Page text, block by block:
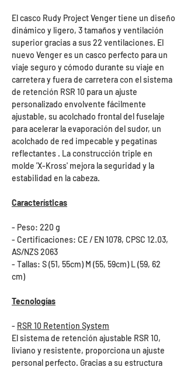
El casco Rudy Project Venger tiene un diseño
dinámico y ligero, 3 tamaños y ventilación
superior gracias a sus 22 ventilaciones. El
nuevo Venger es un casco perfecto para un
viaje seguro y cómodo durante su viaje en
carretera y fuera de carretera con el sistema
de retención RSR 10 para un ajuste
personalizado envolvente fácilmente
ajustable, su acolchado frontal del fuselaje
para acelerar la evaporación del sudor, un
acolchado de red impecable y pegatinas
reflectantes . La construcción triple en
molde 'X-Kross' mejora la seguridad y la
estabilidad en la cabeza.
Características
- Peso: 220 g
- Certificaciones: CE / EN 1078, CPSC 12.03,
AS/NZS 2063
- Tallas: S (51, 55cm) M (55, 59cm) L (59, 62
cm)
Tecnologías
- RSR 10 Retention System
El sistema de retención ajustable RSR 10,
liviano y resistente, proporciona un ajuste
personal perfecto. Gracias a su estructura